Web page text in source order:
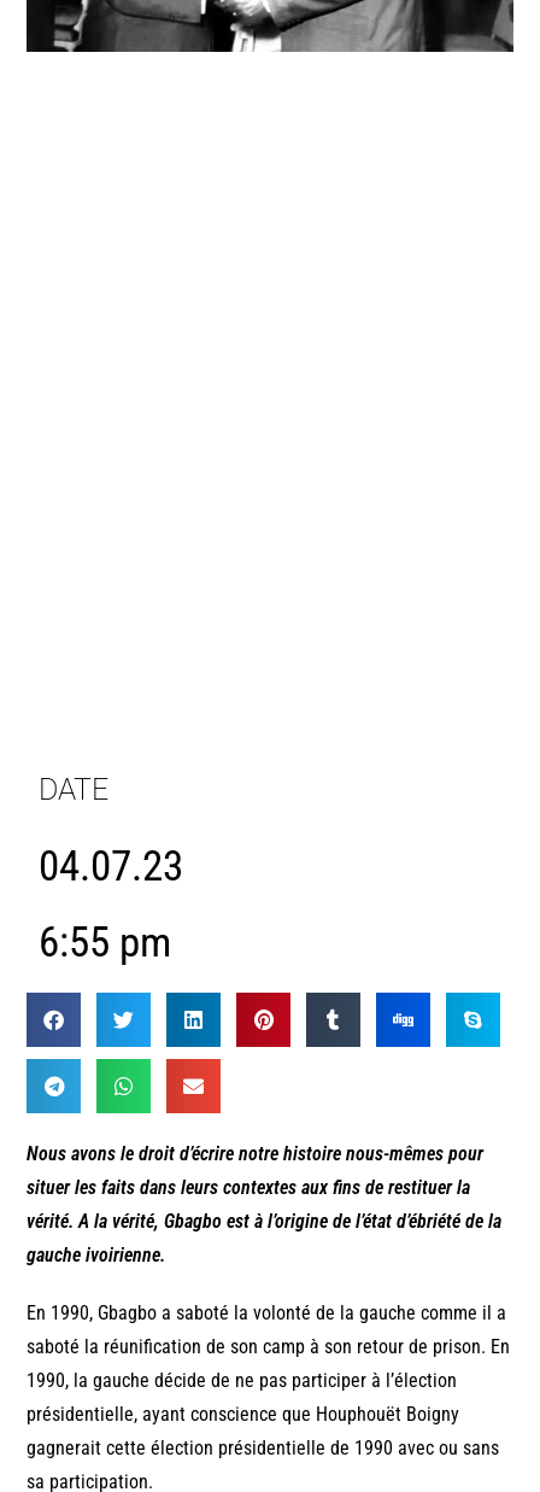
DATE
04.07.23
6:55 pm
Nous avons le droit d’écrire notre histoire nous-mêmes pour
situer les faits dans leurs contextes aux fins de restituer la
vérité. A la vérité, Gbagbo est à l’origine de l’état d’ébriété de la
gauche ivoirienne.
En 1990, Gbagbo a saboté la volonté de la gauche comme il a
saboté la réunification de son camp à son retour de prison. En
1990, la gauche décide de ne pas participer à l’élection
présidentielle, ayant conscience que Houphouët Boigny
gagnerait cette élection présidentielle de 1990 avec ou sans
sa participation.